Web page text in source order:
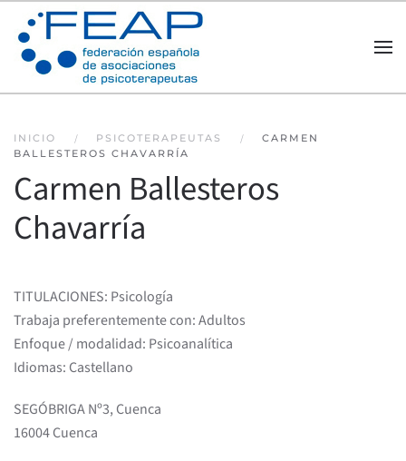
Skip to main content
INICIO PSICOTERAPEUTAS
CARMEN
BALLESTEROS CHAVARRÍA
Carmen Ballesteros
Chavarría
TITULACIONES: Psicología
Trabaja preferentemente con: Adultos
Enfoque / modalidad: Psicoanalítica
Idiomas: Castellano
SEGÓBRIGA Nº3, Cuenca
16004 Cuenca